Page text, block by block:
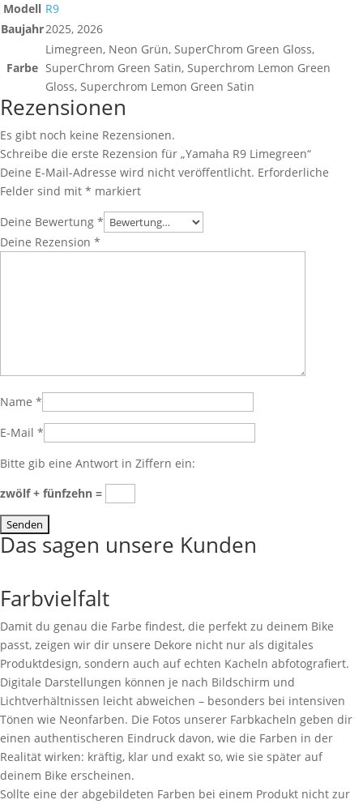
Modell R9
Baujahr2025, 2026
Farbe
Limegreen, Neon Grün, SuperChrom Green Gloss,
SuperChrom Green Satin, Superchrom Lemon Green
Gloss, Superchrom Lemon Green Satin
Rezensionen
Es gibt noch keine Rezensionen.
Schreibe die erste Rezension für „Yamaha R9 Limegreen“
Deine E-Mail-Adresse wird nicht veröffentlicht. Erforderliche
Felder sind mit * markiert
Deine Bewertung *
Deine Rezension *
Name *
E-Mail *
Bitte gib eine Antwort in Ziffern ein:
zwölf + fünfzehn =
Das sagen unsere Kunden
Farbvielfalt
Damit du genau die Farbe findest, die perfekt zu deinem Bike
passt, zeigen wir dir unsere Dekore nicht nur als digitales
Produktdesign, sondern auch auf echten Kacheln abfotografiert.
Digitale Darstellungen können je nach Bildschirm und
Lichtverhältnissen leicht abweichen – besonders bei intensiven
Tönen wie Neonfarben. Die Fotos unserer Farbkacheln geben dir
einen authentischeren Eindruck davon, wie die Farben in der
Realität wirken: kräftig, klar und exakt so, wie sie später auf
deinem Bike erscheinen.
Sollte eine der abgebildeten Farben bei einem Produkt nicht zur